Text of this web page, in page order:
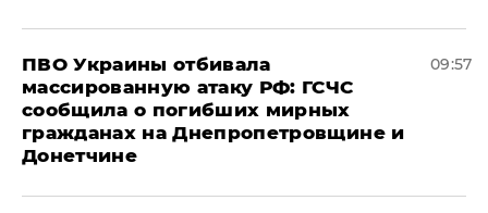
ПВО Украины отбивала
массированную атаку РФ: ГСЧС
сообщила о погибших мирных
гражданах на Днепропетровщине и
Донетчине
09:57